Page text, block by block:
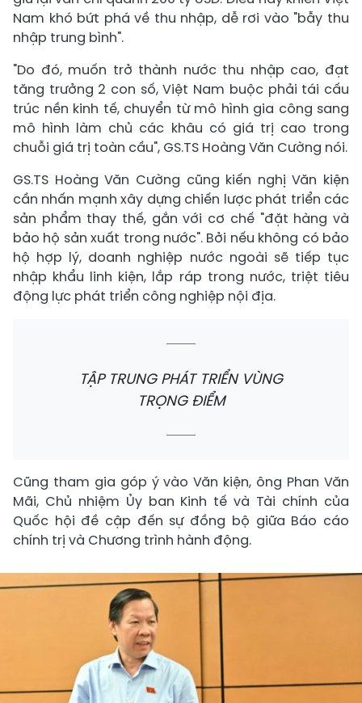
Nam khó bứt phá về thu nhập, dễ rơi vào "bẫy thu
nhập trung bình".
"Do đó, muốn trở thành nước thu nhập cao, đạt
tăng trưởng 2 con số, Việt Nam buộc phải tái cấu
trúc nền kinh tế, chuyển từ mô hình gia công sang
mô hình làm chủ các khâu có giá trị cao trong
chuỗi giá trị toàn cầu", GS.TS Hoàng Văn Cường nói.
GS.TS Hoàng Văn Cường cũng kiến nghị Văn kiện
cần nhấn mạnh xây dựng chiến lược phát triển các
sản phẩm thay thế, gắn với cơ chế "đặt hàng và
bảo hộ sản xuất trong nước". Bởi nếu không có bảo
hộ hợp lý, doanh nghiệp nước ngoài sẽ tiếp tục
nhập khẩu linh kiện, lắp ráp trong nước, triệt tiêu
động lực phát triển công nghiệp nội địa.
TẬP TRUNG PHÁT TRIỂN VÙNG
TRỌNG ĐIỂM
Cũng tham gia góp ý vào Văn kiện, ông Phan Văn
Mãi, Chủ nhiệm Ủy ban Kinh tế và Tài chính của
Quốc hội đề cập đến sự đồng bộ giữa Báo cáo
chính trị và Chương trình hành động.